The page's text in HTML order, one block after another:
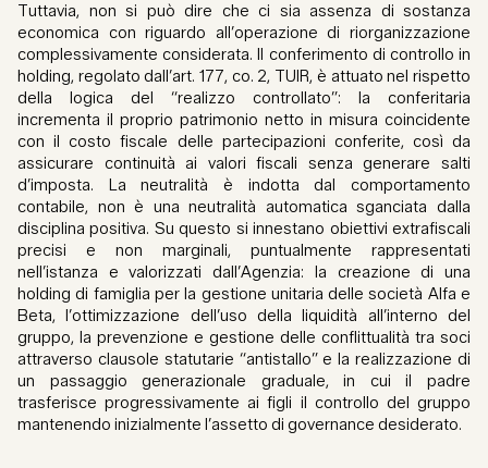
Tuttavia, non si può dire che ci sia assenza di sostanza
economica con riguardo all’operazione di riorganizzazione
complessivamente considerata. Il conferimento di controllo in
holding, regolato dall’art. 177, co. 2, TUIR, è attuato nel rispetto
della logica del “realizzo controllato”: la conferitaria
incrementa il proprio patrimonio netto in misura coincidente
con il costo fiscale delle partecipazioni conferite, così da
assicurare continuità ai valori fiscali senza generare salti
d’imposta. La neutralità è indotta dal comportamento
contabile, non è una neutralità automatica sganciata dalla
disciplina positiva. Su questo si innestano obiettivi extrafiscali
precisi e non marginali, puntualmente rappresentati
nell’istanza e valorizzati dall’Agenzia: la creazione di una
holding di famiglia per la gestione unitaria delle società Alfa e
Beta, l’ottimizzazione dell’uso della liquidità all’interno del
gruppo, la prevenzione e gestione delle conflittualità tra soci
attraverso clausole statutarie “antistallo” e la realizzazione di
un passaggio generazionale graduale, in cui il padre
trasferisce progressivamente ai figli il controllo del gruppo
mantenendo inizialmente l’assetto di governance desiderato.